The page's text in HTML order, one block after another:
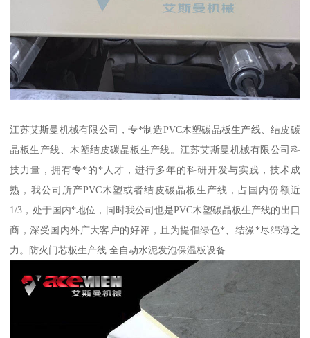
江苏艾斯曼机械有限公司，专*制造PVC木塑碳晶板生产线、结皮碳
晶板生产线、木塑结皮碳晶板生产线。江苏艾斯曼机械有限公司科
技力量，拥有专*的*人才，进行多年的科研开发与实践，技术成
熟，我公司所产PVC木塑或者结皮碳晶板生产线，占国内份额近
1/3，处于国内*地位，同时我公司也是PVC木塑碳晶板生产线的出口
商，深受国内外广大客户的好评，且为提倡绿色*、结缘*尽绵薄之
力。防火门芯板生产线 全自动水泥发泡保温板设备